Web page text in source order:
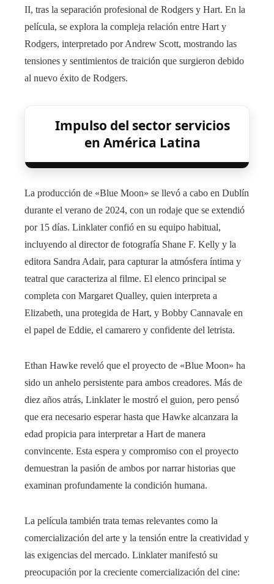
II, tras la separación profesional de Rodgers y Hart. En la
película, se explora la compleja relación entre Hart y
Rodgers, interpretado por Andrew Scott, mostrando las
tensiones y sentimientos de traición que surgieron debido
al nuevo éxito de Rodgers.
Impulso del sector servicios
en América Latina
La producción de «Blue Moon» se llevó a cabo en Dublín
durante el verano de 2024, con un rodaje que se extendió
por 15 días. Linklater confió en su equipo habitual,
incluyendo al director de fotografía Shane F. Kelly y la
editora Sandra Adair, para capturar la atmósfera íntima y
teatral que caracteriza al filme. El elenco principal se
completa con Margaret Qualley, quien interpreta a
Elizabeth, una protegida de Hart, y Bobby Cannavale en
el papel de Eddie, el camarero y confidente del letrista.
Ethan Hawke reveló que el proyecto de «Blue Moon» ha
sido un anhelo persistente para ambos creadores. Más de
diez años atrás, Linklater le mostró el guion, pero pensó
que era necesario esperar hasta que Hawke alcanzara la
edad propicia para interpretar a Hart de manera
convincente. Esta espera y compromiso con el proyecto
demuestran la pasión de ambos por narrar historias que
examinan profundamente la condición humana.
La película también trata temas relevantes como la
comercialización del arte y la tensión entre la creatividad y
las exigencias del mercado. Linklater manifestó su
preocupación por la creciente comercialización del cine: